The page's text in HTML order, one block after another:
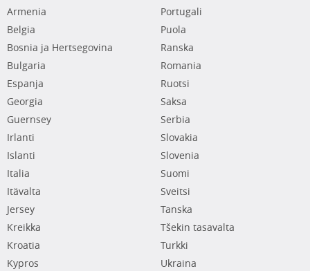
Armenia
Belgia
Bosnia ja Hertsegovina
Bulgaria
Espanja
Georgia
Guernsey
Irlanti
Islanti
Italia
Itävalta
Jersey
Kreikka
Kroatia
Kypros
Portugali
Puola
Ranska
Romania
Ruotsi
Saksa
Serbia
Slovakia
Slovenia
Suomi
Sveitsi
Tanska
Tšekin tasavalta
Turkki
Ukraina